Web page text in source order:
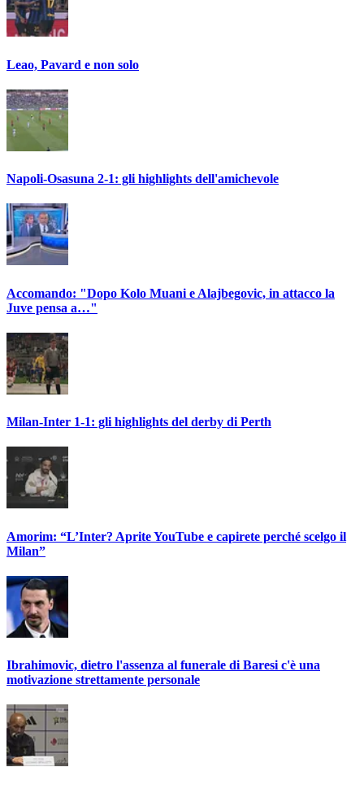
Leao, Pavard e non solo
Napoli-Osasuna 2-1: gli highlights dell'amichevole
Accomando: "Dopo Kolo Muani e Alajbegovic, in attacco la
Juve pensa a…"
Milan-Inter 1-1: gli highlights del derby di Perth
Amorim: “L’Inter? Aprite YouTube e capirete perché scelgo il
Milan”
Ibrahimovic, dietro l'assenza al funerale di Baresi c'è una
motivazione strettamente personale